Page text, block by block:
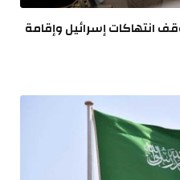
انتهاكات إسرائيل وإقامة